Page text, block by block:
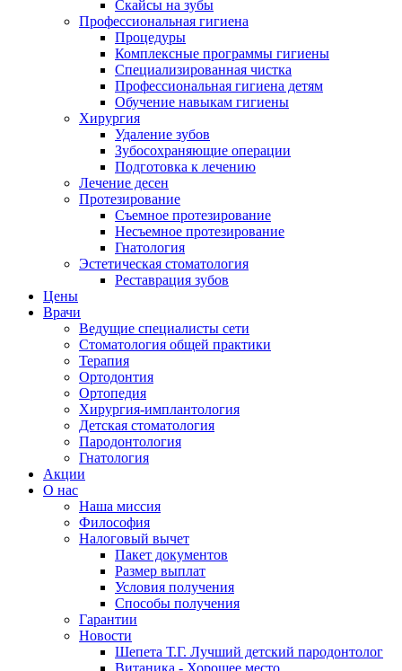
Скайсы на зубы
Профессиональная гигиена
Процедуры
Комплексные программы гигиены
Специализированная чистка
Профессиональная гигиена детям
Обучение навыкам гигиены
Хирургия
Удаление зубов
Зубосохраняющие операции
Подготовка к лечению
Лечение десен
Протезирование
Съемное протезирование
Несъемное протезирование
Гнатология
Эстетическая стоматология
Реставрация зубов
Цены
Врачи
Ведущие специалисты сети
Стоматология общей практики
Терапия
Ортодонтия
Ортопедия
Хирургия-имплантология
Детская стоматология
Пародонтология
Гнатология
Акции
О нас
Наша миссия
Философия
Налоговый вычет
Пакет документов
Размер выплат
Условия получения
Способы получения
Гарантии
Новости
Шепета Т.Г. Лучший детский пародонтолог
Витаника - Хорошее место